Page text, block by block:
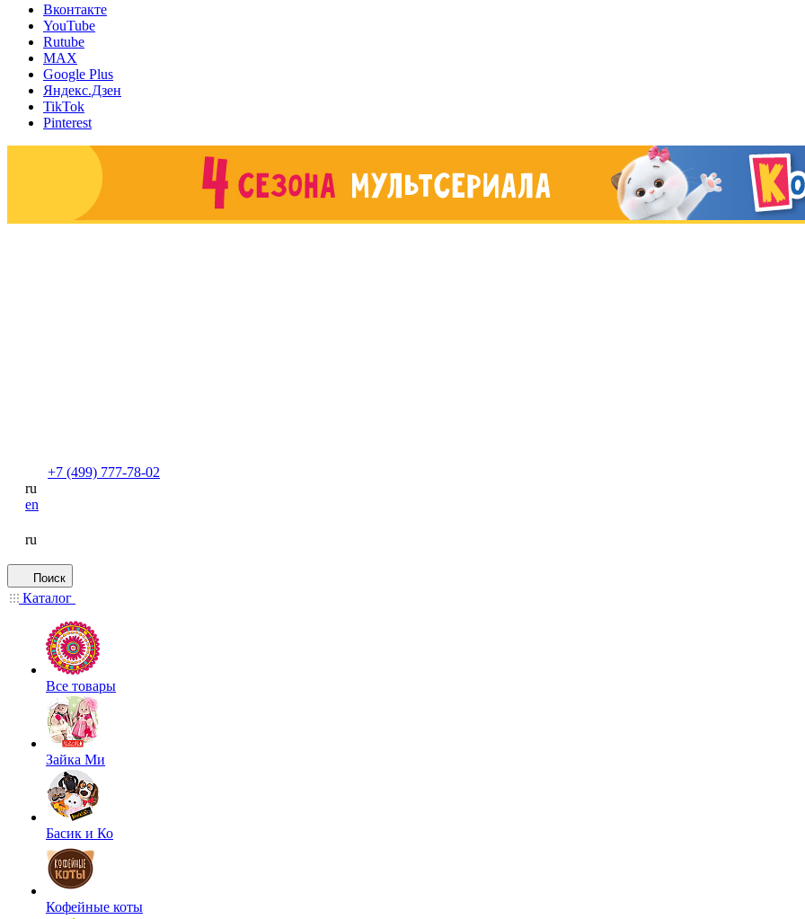
Вконтакте
YouTube
Rutube
MAX
Google Plus
Яндекс.Дзен
TikTok
Pinterest
+7 (499) 777-78-02
ru
en
ru
Поиск
Каталог
Все товары
Зайка Ми
Басик и Ко
Кофейные коты